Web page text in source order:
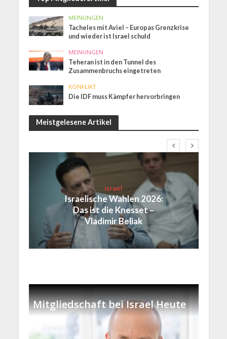
MEINUNGEN
Tacheles mit Aviel – Europas Grenzkrise
und wieder ist Israel schuld
MEINUNGEN
Teheran ist in den Tunnel des
Zusammenbruchs eingetreten
KONFLIKT
Die IDF muss Kämpfer hervorbringen
Meistgelesene Artikel
Israel
Israelische Wahlen 2026:
Das ist die Knesset –
Vladimir Beliak
Mitgliedschaft bei Israel Heute